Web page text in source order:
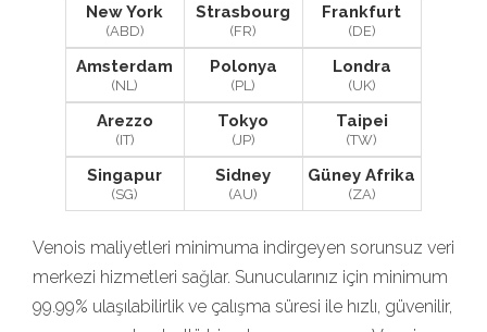
New York
(ABD)
Strasbourg
(FR)
Frankfurt
(DE)
Amsterdam
(NL)
Polonya
(PL)
Londra
(UK)
Arezzo
(IT)
Tokyo
(JP)
Taipei
(TW)
Singapur
(SG)
Sidney
(AU)
Güney Afrika
(ZA)
Venois maliyetleri minimuma indirgeyen sorunsuz veri
merkezi hizmetleri sağlar. Sunucularınız için minimum
99.99% ulaşılabilirlik ve çalışma süresi ile hızlı, güvenilir,